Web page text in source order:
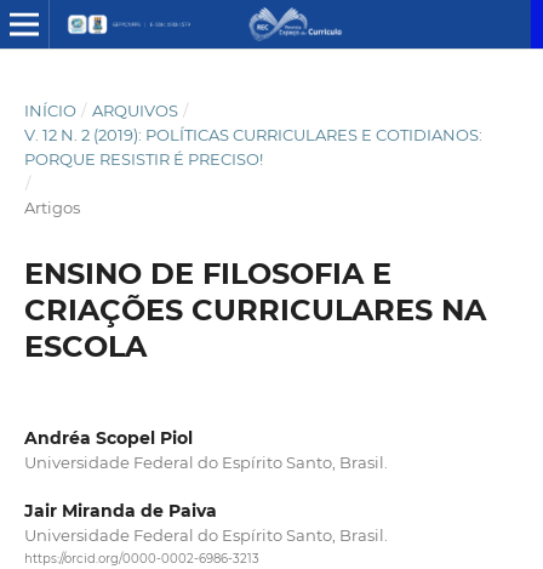
INÍCIO / ARQUIVOS /
V. 12 N. 2 (2019): POLÍTICAS CURRICULARES E COTIDIANOS:
PORQUE RESISTIR É PRECISO!
/
Artigos
ENSINO DE FILOSOFIA E
CRIAÇÕES CURRICULARES NA
ESCOLA
Andréa Scopel Piol
Universidade Federal do Espírito Santo, Brasil.
Jair Miranda de Paiva
Universidade Federal do Espírito Santo, Brasil.
https://orcid.org/0000-0002-6986-3213